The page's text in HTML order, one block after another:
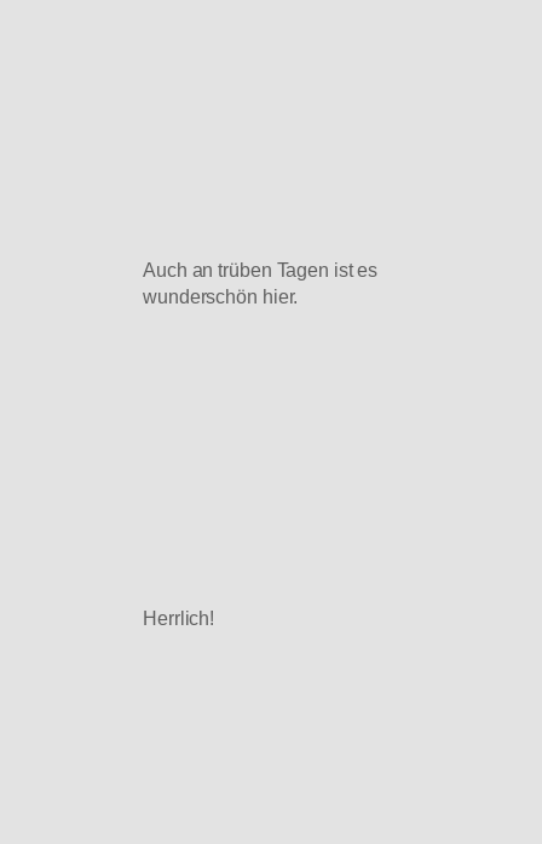
Auch an trüben Tagen ist es
wunderschön hier.
Herrlich!